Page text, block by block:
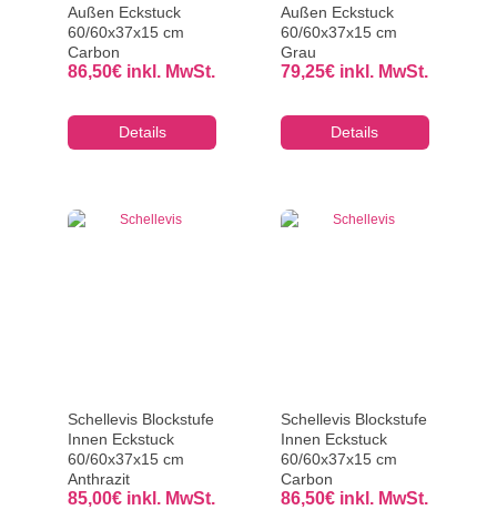
Außen Eckstuck
60/60x37x15 cm
Carbon
86,50€ inkl. MwSt.
Details
Außen Eckstuck
60/60x37x15 cm
Grau
79,25€ inkl. MwSt.
Details
Schellevis Blockstufe
Innen Eckstuck
60/60x37x15 cm
Anthrazit
85,00€ inkl. MwSt.
Schellevis Blockstufe
Innen Eckstuck
60/60x37x15 cm
Carbon
86,50€ inkl. MwSt.